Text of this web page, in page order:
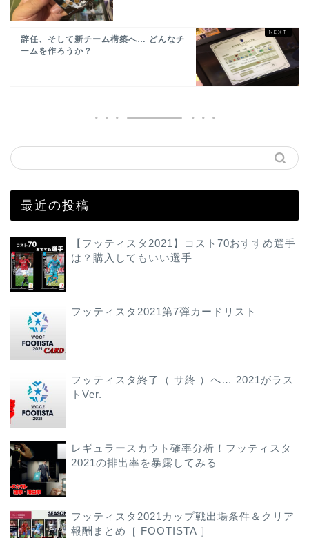
辞任、そして新チーム構築へ… どんなチ
ームを作ろうか？
最近の投稿
【フッティスタ2021】コスト70おすすめ選手
は？購入してもいい選手
フッティスタ2021第7弾カードリスト
フッティスタ終了（ サ終 ）へ… 2021がラス
トVer.
レギュラースカウト確率分析！フッティスタ
2021の排出率を暴露してみる
フッティスタ2021カップ戦出場条件＆クリア
報酬まとめ［ FOOTISTA ］